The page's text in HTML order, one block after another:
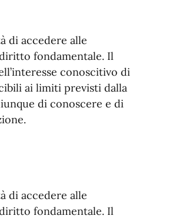
di accedere alle
fondamentale. Il
conoscitivo di
ai limiti previsti dalla
di conoscere e di
di accedere alle
fondamentale. Il